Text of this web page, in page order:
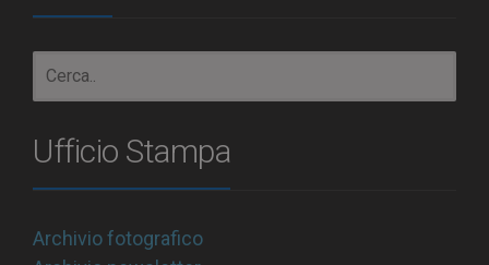
Ufficio Stampa
Archivio fotografico